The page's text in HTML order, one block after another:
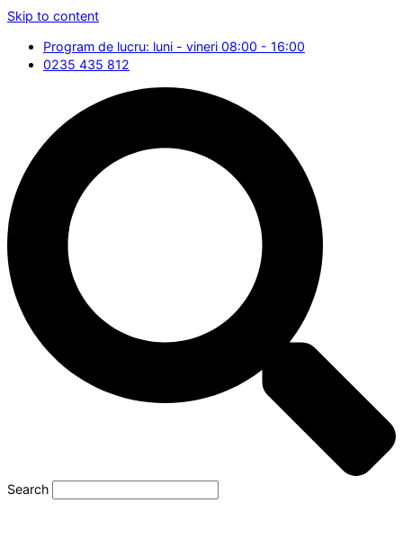
Skip to content
Program de lucru: luni - vineri 08:00 - 16:00
0235 435 812
Search